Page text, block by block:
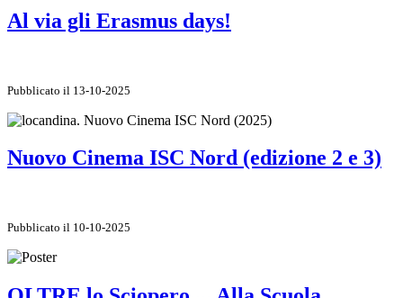
Al via gli Erasmus days!
Pubblicato il 13-10-2025
Nuovo Cinema ISC Nord (edizione 2 e 3)
Pubblicato il 10-10-2025